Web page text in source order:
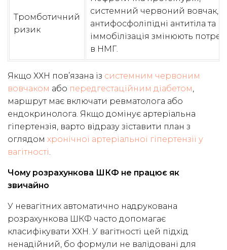
Тромботичний
ризик
системний червоний вовчак,
антифосфоліпідні антитіла та
іммобілізація змінюють
в НМГ.
Якщо ХХН пов’язана із системним червоним
вовчаком або передгестаційним діабетом,
маршрут має включати ревматолога або
ендокринолога. Якщо домінує артеріальна
гіпертензія, варто відразу зіставити план з
оглядом хронічної артеріальної гіпертензії у
вагітності.
Чому розрахункова ШКФ не працює як
звичайно
У невагітних автоматично надрукована
розрахункова ШКФ часто допомагає
класифікувати ХХН. У вагітності цей підхід
ненадійний, бо формули не валідовані для